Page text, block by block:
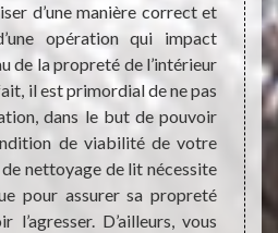
d’une manière correct et
opération qui impact
de la propreté de l’intérieur
il est primordial de ne pas
dans le but de pouvoir
de viabilité de votre
nettoyage de lit nécessite
pour assurer sa propreté
l’agresser. D’ailleurs, vous
est
qui
pas